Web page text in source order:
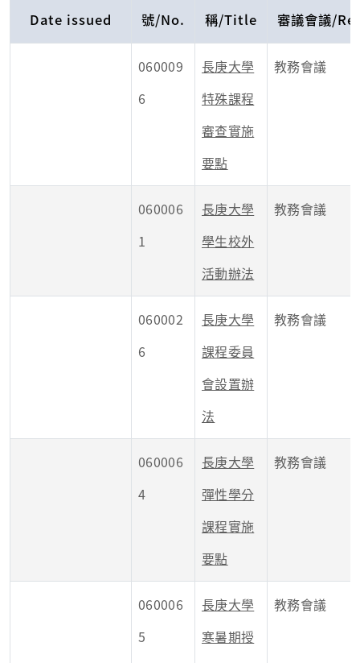
Date issued
號/No.
稱/Title
審議會議/
060009
6
長庚大學
特殊課程
審查實施
要點
教務會議
060006
1
長庚大學
學生校外
活動辦法
教務會議
060002
6
長庚大學
課程委員
會設置辦
法
教務會議
060006
4
長庚大學
彈性學分
課程實施
要點
教務會議
060006
5
長庚大學
寒暑期授
教務會議